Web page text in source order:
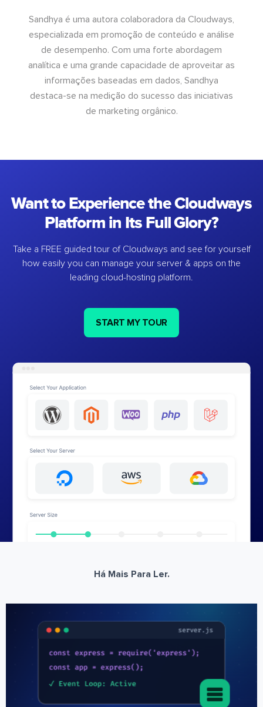
Sandhya é uma autora colaboradora da Cloudways,
especializada em promoção de conteúdo e análise
de desempenho. Com uma forte abordagem
analítica e uma grande capacidade de aproveitar as
informações baseadas em dados, Sandhya
destaca-se na medição do sucesso das iniciativas
de marketing orgânico.
Want to Experience the Cloudways
Platform in Its Full Glory?
Take a FREE guided tour of Cloudways and see for yourself
how easily you can manage your server & apps on the
leading cloud-hosting platform.
START MY TOUR
Há Mais Para Ler.